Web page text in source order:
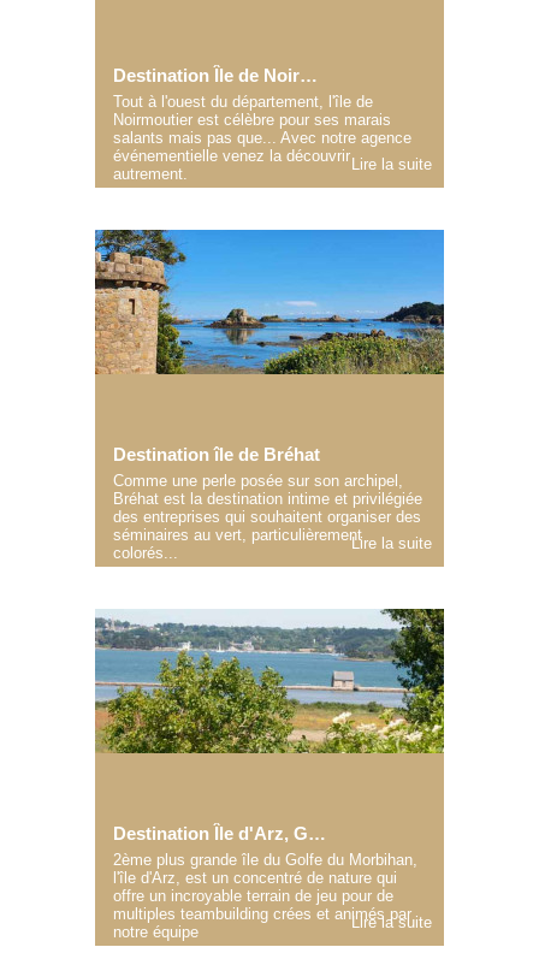
Destination Île de Noirmoutier
Tout à l'ouest du département, l'île de
Noirmoutier est célèbre pour ses marais
salants mais pas que... Avec notre agence
événementielle venez la découvrir
autrement.
Lire la suite
Destination île de Bréhat
Comme une perle posée sur son archipel,
Bréhat est la destination intime et privilégiée
des entreprises qui souhaitent organiser des
séminaires au vert, particulièrement
colorés...
Lire la suite
Destination Île d'Arz, Golfe du Morbihan
2ème plus grande île du Golfe du Morbihan,
l'île d'Arz, est un concentré de nature qui
offre un incroyable terrain de jeu pour de
multiples teambuilding crées et animés par
notre équipe
Lire la suite